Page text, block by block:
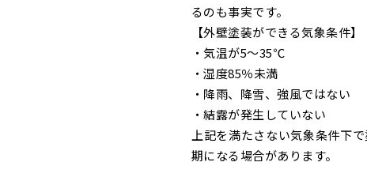
るのも事実です。
【外壁塗装ができる気象条件】
・気温が5～35℃
・湿度85％未満
・降雨、降雪、強風ではない
・結露が発生していない
上記を満たさない気象条件下
期になる場合があります。